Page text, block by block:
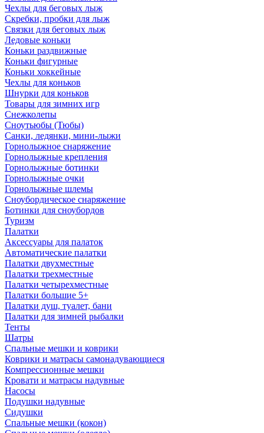
Чехлы для беговых лыж
Скребки, пробки для лыж
Связки для беговых лыж
Ледовые коньки
Коньки раздвижные
Коньки фигурные
Коньки хоккейные
Чехлы для коньков
Шнурки для коньков
Товары для зимних игр
Снежколепы
Сноутьюбы (Тюбы)
Санки, ледянки, мини-лыжи
Горнолыжное снаряжение
Горнолыжные крепления
Горнолыжные ботинки
Горнолыжные очки
Горнолыжные шлемы
Сноубордическое снаряжение
Ботинки для сноубордов
Туризм
Палатки
Аксессуары для палаток
Автоматические палатки
Палатки двухместные
Палатки трехместные
Палатки четырехместные
Палатки большие 5+
Палатки душ, туалет, бани
Палатки для зимней рыбалки
Тенты
Шатры
Спальные мешки и коврики
Коврики и матрасы самонадувающиеся
Компрессионные мешки
Кровати и матрасы надувные
Насосы
Подушки надувные
Сидушки
Спальные мешки (кокон)